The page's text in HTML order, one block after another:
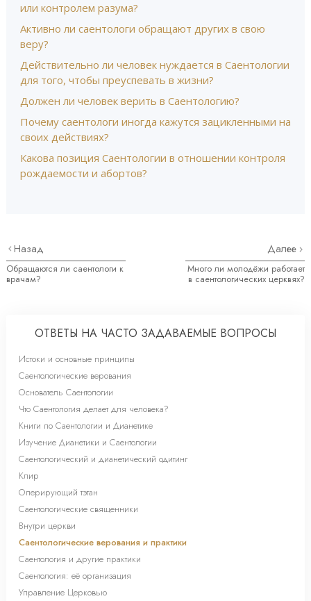
или контролем разума?
Активно ли саентологи обращают других в свою
веру?
Действительно ли человек нуждается в Саентологии
для того, чтобы преуспевать в жизни?
Должен ли человек верить в Саентологию?
Почему саентологи иногда кажутся зацикленными на
своих действиях?
Какова позиция Саентологии в отношении контроля
рождаемости и абортов?
Назад
Обращаются ли саентологи к
врачам?
Далее
Много ли молодёжи работает
в саентологических церквях?
ОТВЕТЫ НА ЧАСТО ЗАДАВАЕМЫЕ ВОПРОСЫ
Истоки и основные принципы
Саентологические верования
Основатель Саентологии
Что Саентология делает для человека?
Книги по Саентологии и Дианетике
Изучение Дианетики и Саентологии
Саентологический и дианетический одитинг
Клир
Оперирующий тэтан
Саентологические священники
Внутри церкви
Саентологические верования и практики
Саентология и другие практики
Саентология: её организация
Управление Церковью